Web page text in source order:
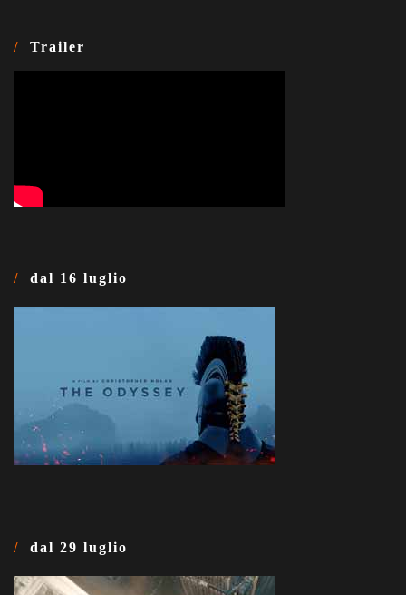
Trailer
dal 16 luglio
dal 29 luglio